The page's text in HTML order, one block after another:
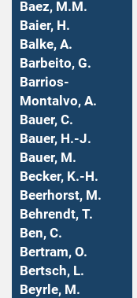
Baez, M.M.
Baier, H.
Balke, A.
Barbeito, G.
Barrios-
Montalvo, A.
Bauer, C.
Bauer, H.-J.
Bauer, M.
Becker, K.-H.
Beerhorst, M.
Behrendt, T.
Ben, C.
Bertram, O.
Bertsch, L.
Beyrle, M.